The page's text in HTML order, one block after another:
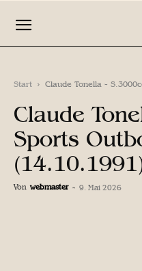
Start Claude Tonella -
Claude
Sports
Von webmaster - 9. Mai 2026